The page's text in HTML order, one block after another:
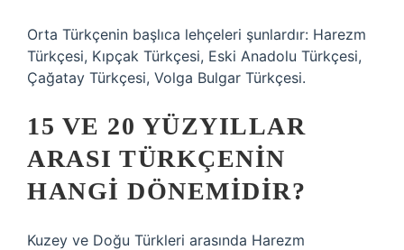
Orta Türkçenin başlıca lehçeleri şunlardır: Harezm
Türkçesi, Kıpçak Türkçesi, Eski Anadolu Türkçesi,
Çağatay Türkçesi, Volga Bulgar Türkçesi.
15 VE 20 YÜZYILLAR
ARASI TÜRKÇENIN
HANGI DÖNEMIDIR?
Kuzey ve Doğu Türkleri arasında Harezm